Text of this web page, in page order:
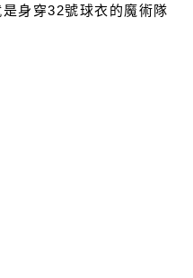
身穿32號球衣的魔術隊